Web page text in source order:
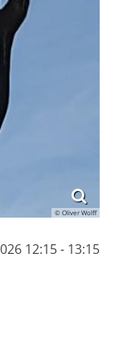
© Oliver Wolff
12:15 - 13:15